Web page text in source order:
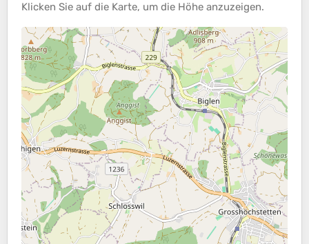
Klicken Sie auf die Karte, um die Höhe anzuzeigen.